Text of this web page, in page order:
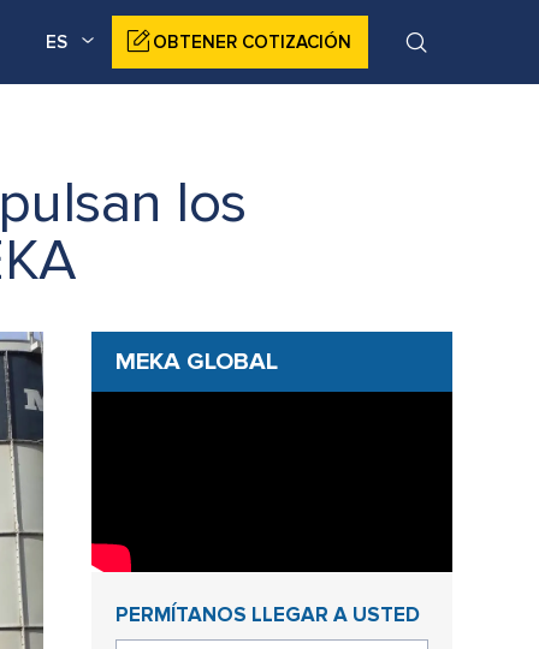
OBTENER COTIZACIÓN
ES
los
MEKA GLOBAL
PERMÍTANOS LLEGAR A USTED